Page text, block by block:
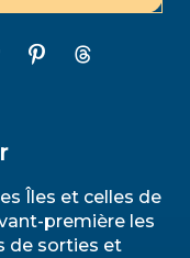
Îles et celles de
première les
de sorties et